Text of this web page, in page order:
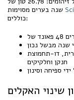
כוללים:
דו-תחמוצת
חנקן וחלקיקים
ספיחה וסינון
שינוי האקלים